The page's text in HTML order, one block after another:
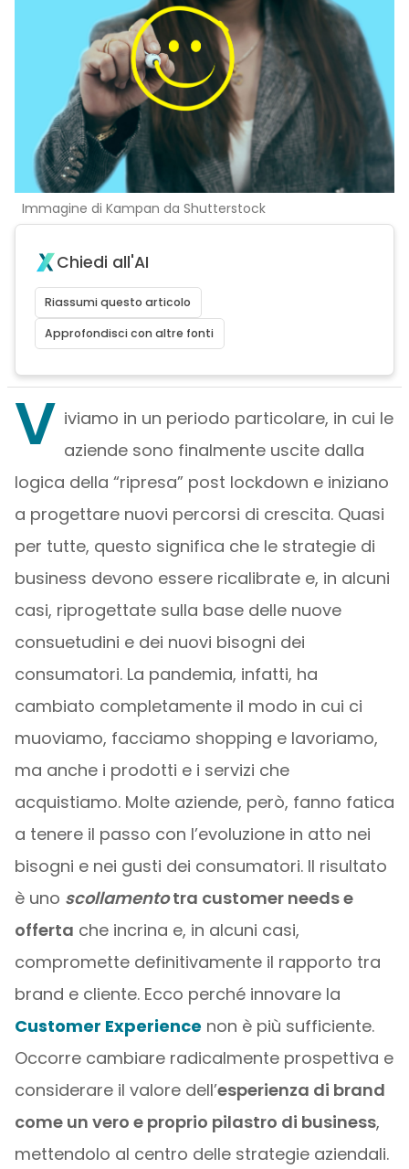
Immagine di Kampan da Shutterstock
Chiedi all'AI
Riassumi questo articolo
Approfondisci con altre fonti
V iviamo in un periodo particolare, in cui le
aziende sono finalmente uscite dalla
logica della “ripresa” post lockdown e iniziano
a progettare nuovi percorsi di crescita. Quasi
per tutte, questo significa che le strategie di
business devono essere ricalibrate e, in alcuni
casi, riprogettate sulla base delle nuove
consuetudini e dei nuovi bisogni dei
consumatori. La pandemia, infatti, ha
cambiato completamente il modo in cui ci
muoviamo, facciamo shopping e lavoriamo,
ma anche i prodotti e i servizi che
acquistiamo. Molte aziende, però, fanno fatica
a tenere il passo con l’evoluzione in atto nei
bisogni e nei gusti dei consumatori. Il risultato
è uno scollamentotra customer needs e
offerta che incrina e, in alcuni casi,
compromette definitivamente il rapporto tra
brand e cliente. Ecco perché innovare la
Customer Experience non è più sufficiente.
Occorre cambiare radicalmente prospettiva e
considerare il valore dell’esperienza di brand
come un vero e proprio pilastro di business,
mettendolo al centro delle strategie aziendali.